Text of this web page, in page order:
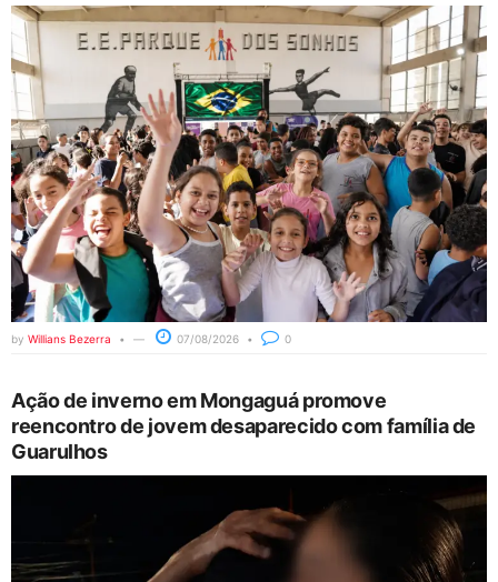
by Willians Bezerra 07/08/2026 0
Ação de inverno em Mongaguá promove
reencontro de jovem desaparecido com família de
Guarulhos